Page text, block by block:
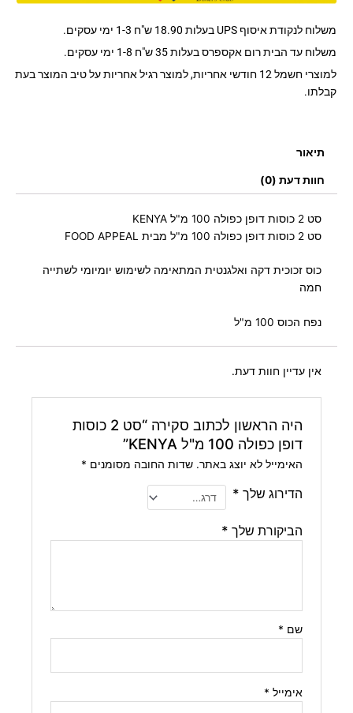
100
מ"ל
משלוח לנקודת איסוף UPS בעלות 18.90 ש"ח 1-3 ימי עסקים.
משלוח עד הבית רום אקספרס בעלות 35 ש"ח 1-8 ימי עסקים.
למוצרי חשמל 12 חודשי אחריות, למוצר רגיל אחריות על טיב המוצר בעת
קבלתו.
תיאור
חוות דעת (0)
סט 2 כוסות דופן כפולה 100 מ"ל KENYA
סט 2 כוסות דופן כפולה 100 מ"ל מבית FOOD APPEAL
כוס זכוכית דקה ואלגנטית המתאימה לשימוש יומיומי לשתייה
חמה
נפח הכוס 100 מ"ל
אין עדיין חוות דעת.
היה הראשון לכתוב סקירה “סט 2 כוסות
דופן כפולה 100 מ"ל KENYA”
האימייל לא יוצג באתר. שדות החובה מסומנים *
הדירוג שלך *
הביקורת שלך *
שם *
אימייל *